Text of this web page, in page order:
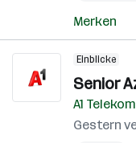
Merken
Einblicke
Senior
A1
Gestern